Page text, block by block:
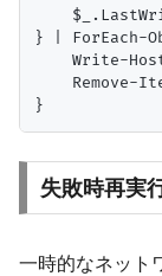
} | ForEach-
Write-
Remove-
失敗時再実
一時的なネット